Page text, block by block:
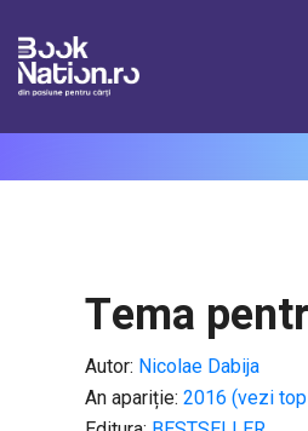
'booknation_superAdmin' has
'max_user_connections' resource
Tema
Autor: Nicolae Dabija
An apariție: 2016 (vezi